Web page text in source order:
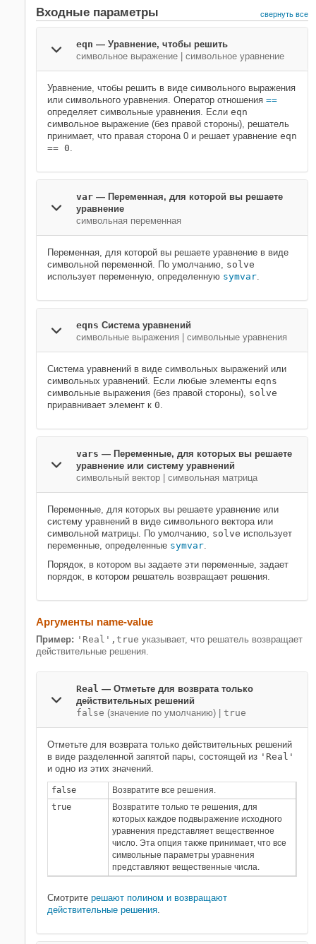
Входные параметры свернуть все
eqn — Уравнение, чтобы решить
символьное выражение
символьное уравнение
Уравнение, чтобы решить в виде символьного выражения
или символьного уравнения. Оператор отношения ==
определяет символьные уравнения. Если eqn
символьное выражение (без правой стороны), решатель
принимает, что правая сторона 0 и решает уравнение eqn
== 0.
var — Переменная, для которой вы решаете
уравнение
символьная переменная
Переменная, для которой вы решаете уравнение в виде
символьной переменной. По умолчанию, solve
использует переменную, определенную symvar.
eqns Система уравнений
символьные выражения
символьные уравнения
Система уравнений в виде символьных выражений или
символьных уравнений. Если любые элементы eqns
символьные выражения (без правой стороны), solve
приравнивает элемент к 0.
vars — Переменные, для которых вы решаете
уравнение или систему уравнений
символьный вектор
символьная матрица
Переменные, для которых вы решаете уравнение или
систему уравнений в виде символьного вектора или
символьной матрицы. По умолчанию, solve использует
переменные, определенные symvar.
Порядок, в котором вы задаете эти переменные, задает
порядок, в котором решатель возвращает решения.
Аргументы name-value
Пример: 'Real',true указывает, что решатель возвращает
действительные решения.
Real — Отметьте для возврата только
действительных решений
false (значение по умолчанию) | true
Отметьте для возврата только действительных решений
в виде разделенной запятой пары, состоящей из 'Real'
и одно из этих значений.
false
Возвратите все решения.
true
Возвратите только те решения, для
которых каждое подвыражение исходного
уравнения представляет вещественное
число. Эта опция также принимает, что все
символьные параметры уравнения
представляют вещественные числа.
Смотрите решают полином и возвращают
действительные решения.